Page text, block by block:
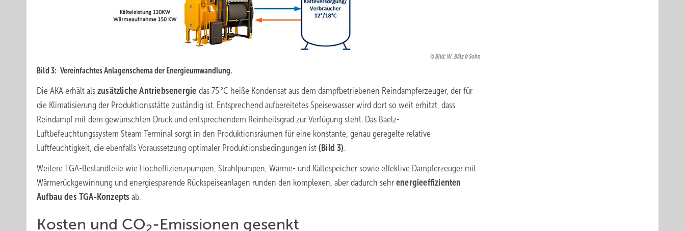
Bild: W. Bälz & Sohn
Bild 3: Vereinfachtes Anlagenschema der Energieumwandlung.
Die AKA erhält als zusätzliche Antriebsenergie das 75 °C heiße Kondensat aus dem dampfbetriebenen Reindampferzeuger, der für
die Klimatisierung der Produktionsstätte zuständig ist. Entsprechend aufbereitetes Speisewasser wird dort so weit erhitzt, dass
Reindampf mit dem gewünschten Druck und entsprechendem Reinheitsgrad zur Verfügung steht. Das ­Baelz-
Luftbefeuchtungssystem Steam Terminal sorgt in den Produktionsräumen für eine konstante, genau geregelte relative
Luftfeuchtigkeit, die ebenfalls Voraussetzung optimaler Produktionsbedingungen ist (Bild 3).
Weitere TGA-Bestandteile wie Hocheffizienzpumpen, Strahlpumpen, Wärme- und Kältespeicher sowie effektive Dampferzeuger mit
Wärmerückgewinnung und energiesparende Rückspeiseanlagen runden den komplexen, aber dadurch sehr energieeffizienten
Aufbau des TGA-Konzepts ab.
Kosten und CO -Emissionen gesenkt